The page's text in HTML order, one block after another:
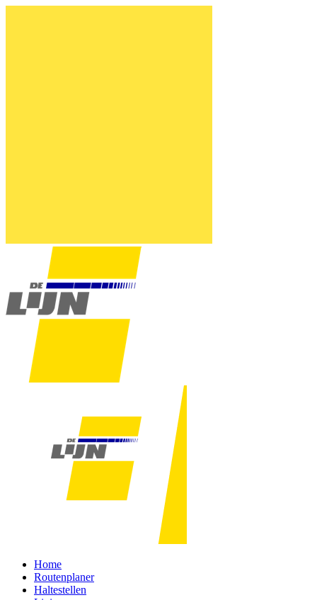
Home
Routenplaner
Haltestellen